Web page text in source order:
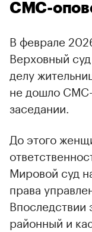
СМС-
В феврале
Верховный
делу
не дошло
заседании.
До этого
Мировой суд
права
районный и